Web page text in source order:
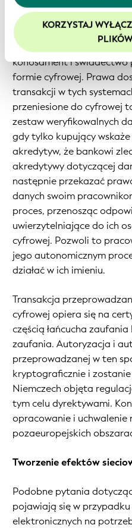
nas z plików cookie.
naszejpolityce
Zalecamy włączenie
zwiększyć komfort
KORZYSTAJ
tożsamości cyfrowej. Aby
bank będzie musiał
biznesowych, w których
konosament i świadectwo
formie cyfrowej. Prawa
transakcji w tych
przeniesione do cyfrowej
zestaw weryfikowalnych
gdy tylko kupujący
akredytyw, że bankowi
akredytywy dotyczącej
następnie przekazać
danych swoim
proces, przenosząc
uwierzytelniające do ich
cyfrowej. Pozwoli to
jego autonomicznym
działać w ich imieniu.
Transakcja
cyfrowej opiera się na
częścią łańcucha
zaufania. Autoryzacja i
przeprowadzanej w ten
kryptograficznie i
Niemczech objęta
tym celu dyrektywami.
opracowanie i uchwalenie
pozaeuropejskich
Tworzenie efektów
Podobne pytania
pojawiają się w
elektronicznych na